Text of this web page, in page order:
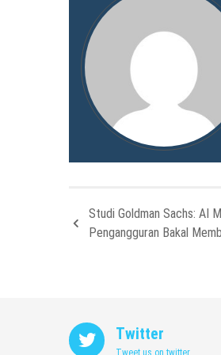
Studi Goldman Sachs: AI
Pengangguran Bakal
Twitter
Tweet us on twitter